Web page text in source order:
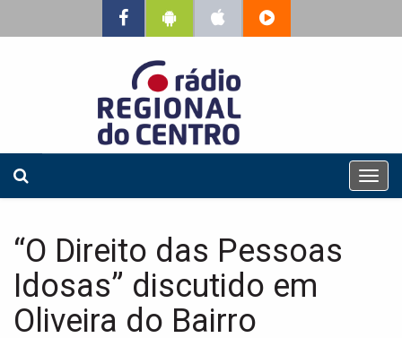
T
o
“O Direito das Pessoas
Idosas” discutido em
Oliveira do Bairro